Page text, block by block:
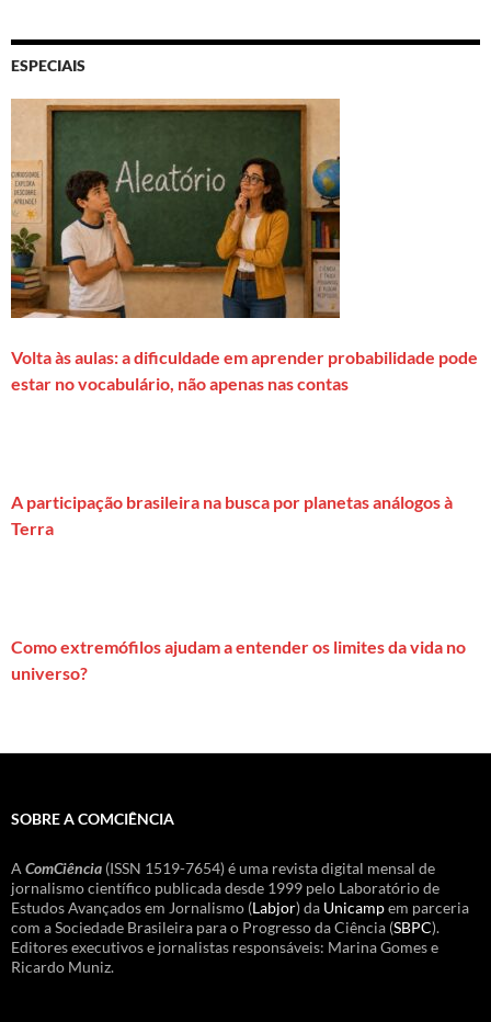
ESPECIAIS
Volta às aulas: a dificuldade em aprender probabilidade pode
estar no vocabulário, não apenas nas contas
A participação brasileira na busca por planetas análogos à
Terra
Como extremófilos ajudam a entender os limites da vida no
universo?
SOBRE A COMCIÊNCIA
A ComCiência (ISSN 1519-7654) é uma revista digital mensal de
jornalismo científico publicada desde 1999 pelo Laboratório de
Estudos Avançados em Jornalismo (Labjor) da Unicampem parceria
com a Sociedade Brasileira para o Progresso da Ciência (SBPC).
Editores executivos e jornalistas responsáveis: Marina Gomes e
Ricardo Muniz.